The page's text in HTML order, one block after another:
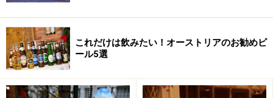
者でも参加できるものもあるので、ご紹介していきま
舞踏会に参加するには……ドレスコードとパ
ートナー
これだけは飲みたい！オーストリアのお勧めビ
ール5選